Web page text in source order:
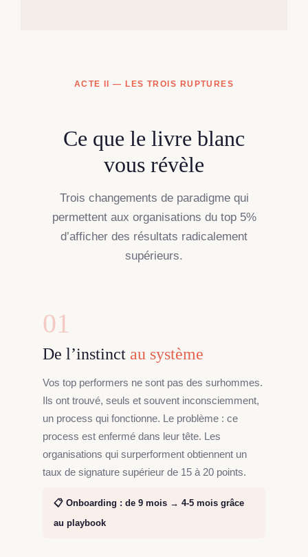
ACTE II — LES TROIS RUPTURES
Ce que le livre blanc
vous révèle
Trois changements de paradigme qui
permettent aux organisations du top 5%
d’afficher des résultats radicalement
supérieurs.
01
De l’instinct au système
Vos top performers ne sont pas des surhommes.
Ils ont trouvé, seuls et souvent inconsciemment,
un process qui fonctionne. Le problème : ce
process est enfermé dans leur tête. Les
organisations qui surperforment obtiennent un
taux de signature supérieur de 15 à 20 points.
📋 Onboarding : de 9 mois → 4-5 mois grâce
au playbook